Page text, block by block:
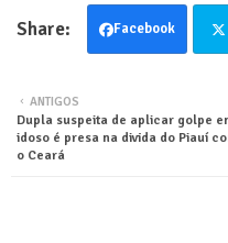
Facebook
ter
ANTIGOS
Dupla suspeita de aplicar golpe
idoso é presa na divida do Piauí
o Ceará